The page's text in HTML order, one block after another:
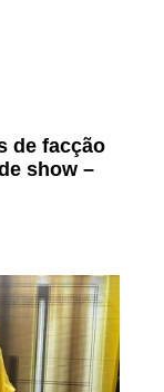
de facção
show –